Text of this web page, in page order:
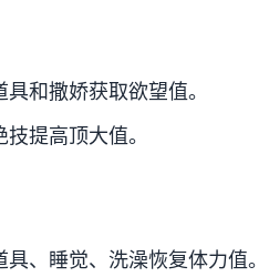
和撒娇获取欲望值。
提高顶大值。
具、睡觉、洗澡恢复体力值。